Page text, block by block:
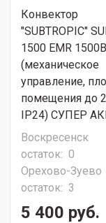
Конвектор
"SUBTROPIC"
1500 EMR
(механическое
управление,
помещения до
IP24) СУПЕР
Воскресенск
остаток: 0
Орехово-Зуево
остаток: 3
5 400 руб.